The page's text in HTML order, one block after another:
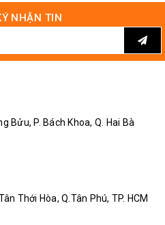
NHẬN TIN
Bửu, P. Bách Khoa, Q. Hai Bà
Thới Hòa, Q.Tân Phú, TP. HCM